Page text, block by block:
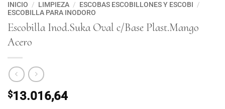
INICIO / LIMPIEZA / ESCOBAS ESCOBILLONES Y ESCOBI /
ESCOBILLA PARA INODORO
Escobilla Inod.Suka Oval c/Base Plast.Mango
Acero
$13.016,64